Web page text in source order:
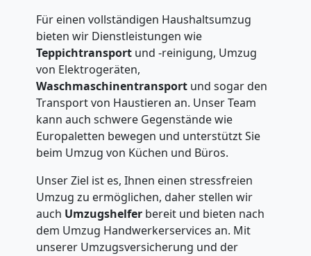
Für einen vollständigen Haushaltsumzug
bieten wir Dienstleistungen wie
Teppichtransport und -reinigung, Umzug
von Elektrogeräten,
Waschmaschinentransport und sogar den
Transport von Haustieren an. Unser Team
kann auch schwere Gegenstände wie
Europaletten bewegen und unterstützt Sie
beim Umzug von Küchen und Büros.
Unser Ziel ist es, Ihnen einen stressfreien
Umzug zu ermöglichen, daher stellen wir
auch Umzugshelfer bereit und bieten nach
dem Umzug Handwerkerservices an. Mit
unserer Umzugsversicherung und der